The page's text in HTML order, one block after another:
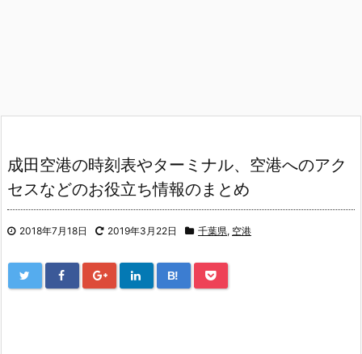
成田空港の時刻表やターミナル、空港へのアク
セスなどのお役立ち情報のまとめ
2018年7月18日 2019年3月22日 千葉県, 空港
B!